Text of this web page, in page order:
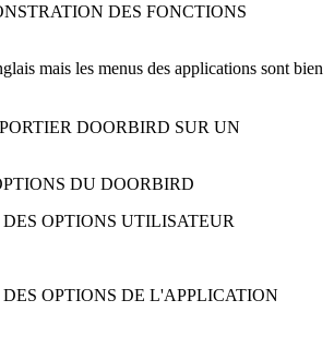
DES FONCTIONS
mais les menus des applications sont bien
DOORBIRD SUR UN
DU DOORBIRD
OPTIONS UTILISATEUR
OPTIONS DE L'APPLICATION